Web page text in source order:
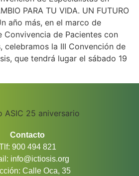
PARA TU VIDA. UN FUTURO
año más, en el marco de
Convivencia de Pacientes con
celebramos la III Convención de
que tendrá lugar el sábado 19
Contacto
900 494 821
info@ictiosis.org
Calle Oca, 35